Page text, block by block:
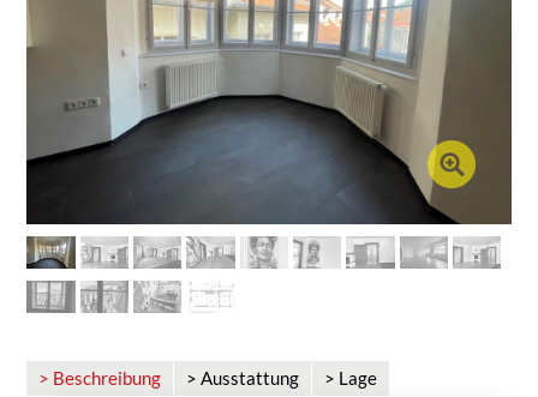
> Beschreibung > Ausstattung > Lage